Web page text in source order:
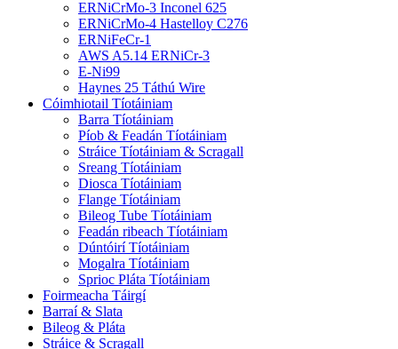
ERNiCrMo-3 Inconel 625
ERNiCrMo-4 Hastelloy C276
ERNiFeCr-1
AWS A5.14 ERNiCr-3
E-Ni99
Haynes 25 Táthú Wire
Cóimhiotail Tíotáiniam
Barra Tíotáiniam
Píob & Feadán Tíotáiniam
Stráice Tíotáiniam & Scragall
Sreang Tíotáiniam
Diosca Tíotáiniam
Flange Tíotáiniam
Bileog Tube Tíotáiniam
Feadán ribeach Tíotáiniam
Dúntóirí Tíotáiniam
Mogalra Tíotáiniam
Sprioc Pláta Tíotáiniam
Foirmeacha Táirgí
Barraí & Slata
Bileog & Pláta
Stráice & Scragall